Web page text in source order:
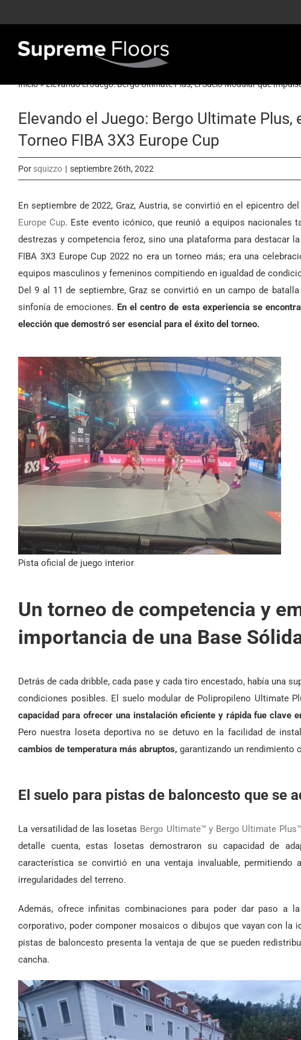
al
contenido
Inicio»Elevando el Juego: Bergo Ultimate Plus, el Suelo Modular que
Elevando el Juego: Bergo Ultimate Plus,
Torneo FIBA 3X3 Europe Cup
Por squizzo | septiembre 26th, 2022
En septiembre de 2022, Graz, Austria, se convirtió en el epicentro
Europe Cup. Este evento icónico, que reunió a equipos nacionales
destrezas y competencia feroz, sino una plataforma para destacar
FIBA 3X3 Europe Cup 2022 no era un torneo más; era una
equipos masculinos y femeninos compitiendo en igualdad de
Del 9 al 11 de septiembre, Graz se convirtió en un campo de
sinfonía de emociones. En el centro de esta experiencia se
elección que demostró ser esencial para el éxito del torneo.
Pista oficial de juego interior
Un torneo de competencia y
importancia de una Base
Detrás de cada dribble, cada pase y cada tiro encestado, había una
condiciones posibles. El suelo modular de Polipropileno Ultimate
capacidad para ofrecer una instalación eficiente y rápida fue clave
Pero nuestra loseta deportiva no se detuvo en la facilidad de
cambios de temperatura más abruptos, garantizando un rendimiento
El suelo para pistas de baloncesto que se
La versatilidad de las losetas Bergo Ultimate™ y Bergo Ultimate
detalle cuenta, estas losetas demostraron su capacidad de
característica se convirtió en una ventaja invaluable,
irregularidades del terreno.
Además, ofrece infinitas combinaciones para poder dar paso a
corporativo, poder componer mosaicos o dibujos que vayan con la
pistas de baloncesto presenta la ventaja de que se pueden
cancha.